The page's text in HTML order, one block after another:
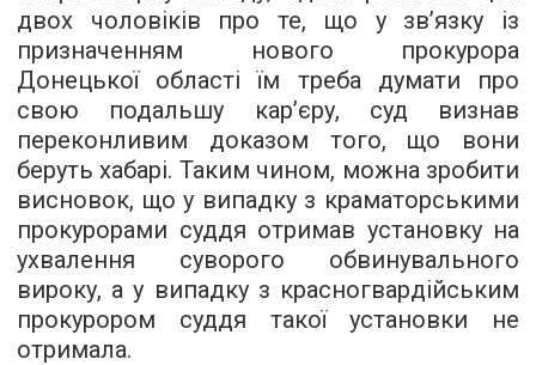
двох чоловіків про те, що у зв’язку із
призначенням нового прокурора
Донецької області їм треба думати про
свою подальшу кар’єру, суд визнав
переконливим доказом того, що вони
беруть хабарі. Таким чином, можна зробити
висновок, що у випадку з краматорськими
прокурорами суддя отримав установку на
ухвалення суворого обвинувального
вироку, а у випадку з красногвардійським
прокурором суддя такої установки не
отримала.